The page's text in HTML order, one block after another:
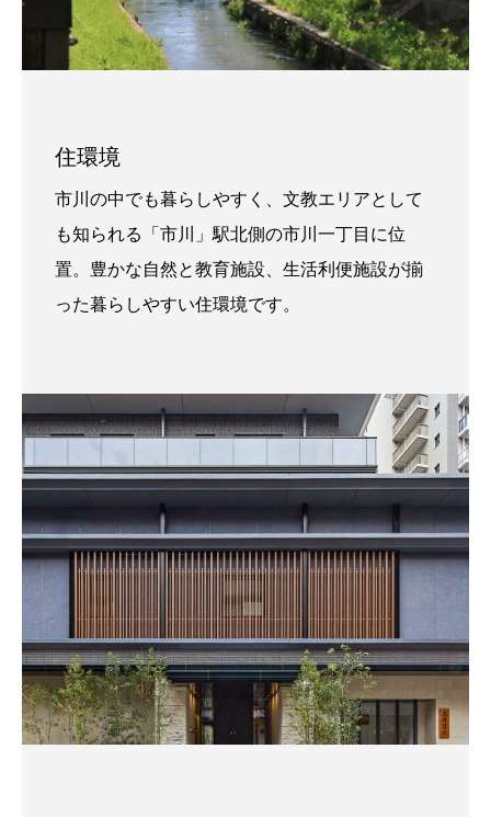
住環境
市川の中でも暮らしやすく、文教エリアとして
も知られる「市川」駅北側の市川一丁目に位
置。豊かな自然と教育施設、生活利便施設が揃
った暮らしやすい住環境です。